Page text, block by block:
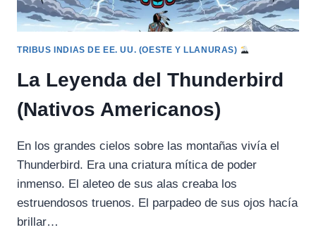
TRIBUS INDIAS DE EE. UU. (OESTE Y LLANURAS)
La Leyenda del Thunderbird
(Nativos Americanos)
En los grandes cielos sobre las montañas vivía el
Thunderbird. Era una criatura mítica de poder
inmenso. El aleteo de sus alas creaba los
estruendosos truenos. El parpadeo de sus ojos hacía
brillar…